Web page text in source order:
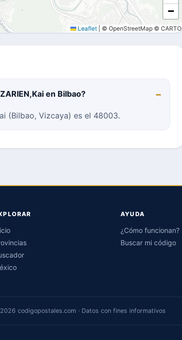
−
Leaflet © OpenStreetMap © CARTO
en Bilbao?
(Bilbao, Vizcaya) es el 48003.
AYUDA
¿Cómo funcionan?
Buscar mi código
codigopostales.com · Datos con fines informativos